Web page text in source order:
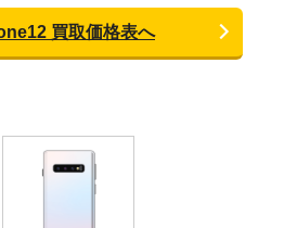
買取価格表へ